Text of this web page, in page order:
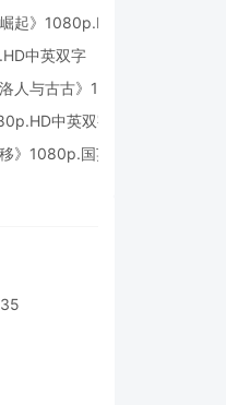
起》1080p.HD中英双字
中英双字
人与古古》1080p.HD中英双字
中英双字
》1080p.国英双语.BD中英双